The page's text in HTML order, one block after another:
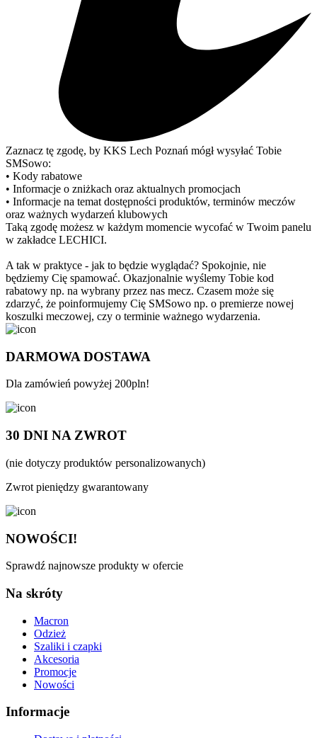
Zaznacz tę zgodę, by KKS Lech Poznań mógł wysyłać Tobie
SMSowo:
• Kody rabatowe
• Informacje o zniżkach oraz aktualnych promocjach
• Informacje na temat dostępności produktów, terminów meczów
oraz ważnych wydarzeń klubowych
Taką zgodę możesz w każdym momencie wycofać w Twoim panelu
w zakładce LECHICI.
A tak w praktyce - jak to będzie wyglądać? Spokojnie, nie
będziemy Cię spamować. Okazjonalnie wyślemy Tobie kod
rabatowy np. na wybrany przez nas mecz. Czasem może się
zdarzyć, że poinformujemy Cię SMSowo np. o premierze nowej
koszulki meczowej, czy o terminie ważnego wydarzenia.
DARMOWA DOSTAWA
Dla zamówień powyżej 200pln!
30 DNI NA ZWROT
(nie dotyczy produktów personalizowanych)
Zwrot pieniędzy gwarantowany
NOWOŚCI!
Sprawdź najnowsze produkty w ofercie
Na skróty
Macron
Odzież
Szaliki i czapki
Akcesoria
Promocje
Nowości
Informacje